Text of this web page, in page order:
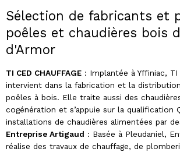
Sélection de fabricants et
poêles et chaudières bois
d'Armor
TI CED CHAUFFAGE : Implantée à Yffiniac, TI
intervient dans la fabrication et la
poêles à bois. Elle traite aussi des
cogénération et s’appuie sur la qualification
installations de chaudières alimentées par
Entreprise Artigaud : Basée à Pleudaniel,
réalise des travaux de chauffage, de